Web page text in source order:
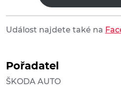
Událost najdete také na
Pořadatel
ŠKODA AUTO